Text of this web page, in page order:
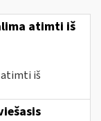
atimti iš
iš